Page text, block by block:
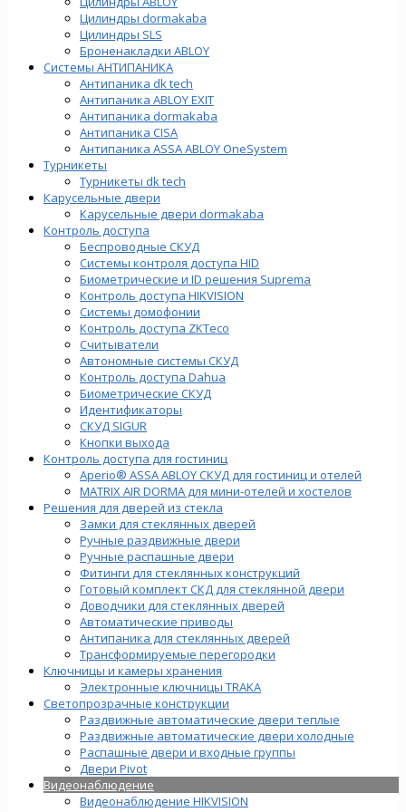
Цилиндры dormakaba
Цилиндры SLS
Броненакладки ABLOY
Системы АНТИПАНИКА
Антипаника dk tech
Антипаника ABLOY EXIT
Антипаника dormakaba
Антипаника СISA
Антипаника ASSA ABLOY OneSystem
Турникеты
Турникеты dk tech
Карусельные двери
Карусельные двери dormakaba
Контроль доступа
Беспроводные СКУД
Системы контроля доступа HID
Биометрические и ID решения Suprema
Контроль доступа HIKVISION
Системы домофонии
Контроль доступа ZKTeco
Считыватели
Автономные системы СКУД
Контроль доступа Dahua
Биометрические СКУД
Идентификаторы
СКУД SIGUR
Кнопки выхода
Контроль доступа для гостиниц
Aperio® ASSA ABLOY СКУД для гостиниц и отелей
MATRIX AIR DORMA для мини-отелей и хостелов
Решения для дверей из стекла
Замки для стеклянных дверей
Ручные раздвижные двери
Ручные распашные двери
Фитинги для стеклянных конструкций
Готовый комплект СКД для стеклянной двери
Доводчики для стеклянных дверей
Автоматические приводы
Антипаника для стеклянных дверей
Трансформируемые перегородки
Ключницы и камеры хранения
Электронные ключницы TRAKA
Светопрозрачные конструкции
Раздвижные автоматические двери теплые
Раздвижные автоматические двери холодные
Распашные двери и входные группы
Двери Pivot
Видеонаблюдение
Видеонаблюдение HIKVISION